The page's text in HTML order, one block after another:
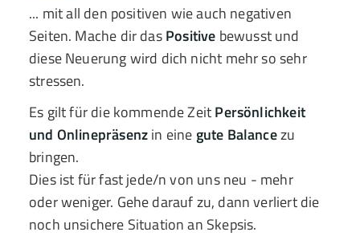
... mit all den positiven wie auch negativen
Seiten. Mache dir dasPositive bewusst und
diese Neuerung wird dich nicht mehr so sehr
stressen.
Es gilt für die kommende ZeitPersönlichkeit
und Onlinepräsenzin eine gute Balancezu
bringen.
Dies ist für fast jede/n von uns neu - mehr
oder weniger. Gehe darauf zu, dann verliert die
noch unsichere Situation an Skepsis.